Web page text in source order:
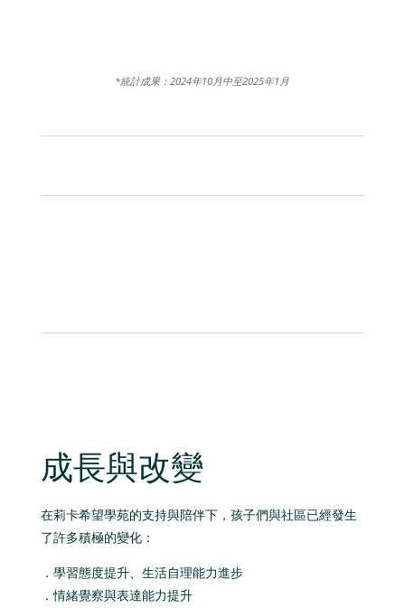
*統計成果：2024年10月中至2025年1月
成長與改變
在莉卡希望學苑的支持與陪伴下，孩子們與社區已經發生
了許多積極的變化：
．學習態度提升、生活自理能力進步
．情緒覺察與表達能力提升